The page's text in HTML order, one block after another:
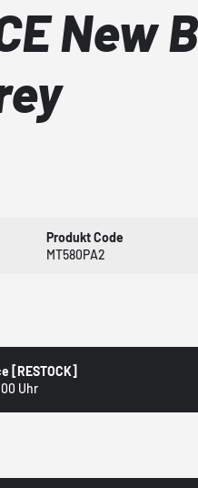
New
Produkt Code
MT580PA2
[RESTOCK]
Uhr